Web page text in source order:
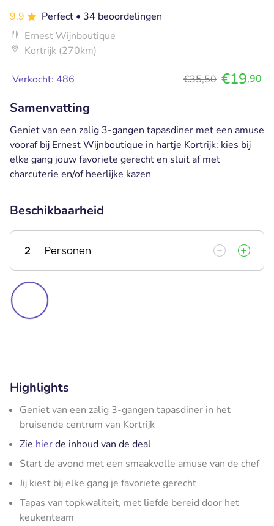
9.9 Perfect • 34 beoordelingen
Ernest Wijnboutique
Kortrijk (270km)
Verkocht: 486 €35,50 €19,90
Samenvatting
Geniet van een zalig 3-gangen tapasdiner met een amuse
vooraf bij Ernest Wijnboutique in hartje Kortrijk: kies bij
elke gang jouw favoriete gerecht en sluit af met
charcuterie en/of heerlijke kazen
Beschikbaarheid
2 Personen
Highlights
Geniet van een zalig 3-gangen tapasdiner in het
bruisende centrum van Kortrijk
Zie hierde inhoud van de deal
Start de avond met een smaakvolle amuse van de chef
Jij kiest bij elke gang je favoriete gerecht
Tapas van topkwaliteit, met liefde bereid door het
keukenteam